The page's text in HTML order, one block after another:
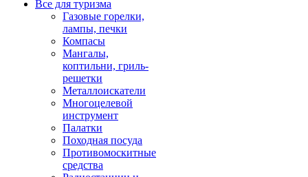
Все для туризма
Газовые горелки,
лампы, печки
Компасы
Мангалы,
коптильни, гриль-
решетки
Металлоискатели
Многоцелевой
инструмент
Палатки
Походная посуда
Противомоскитные
средства